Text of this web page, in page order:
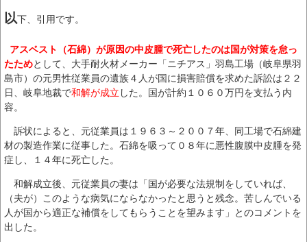
以下、引用です。
アスベスト（石綿）が原因の中皮腫で死亡したのは国が対策を怠っ
たためとして、大手耐火材メーカー「ニチアス」羽島工場（岐阜県羽
島市）の元男性従業員の遺族４人が国に損害賠償を求めた訴訟は２２
日、岐阜地裁で和解が成立 した。国が計約１０６０万円を支払う内
容。
訴状によると、元従業員は１９６３～２００７年、同工場で石綿建
材の製造作業に従事した。石綿を吸って０８年に悪性腹膜中皮腫を発
症し、１４年に死亡した。
和解成立後、元従業員の妻は「国が必要な法規制をしていれば、
（夫が）このような病気にならなかったと思うと残念。苦しんでいる
人が国から適正な補償をしてもらうことを望みます」とのコメントを
出した。